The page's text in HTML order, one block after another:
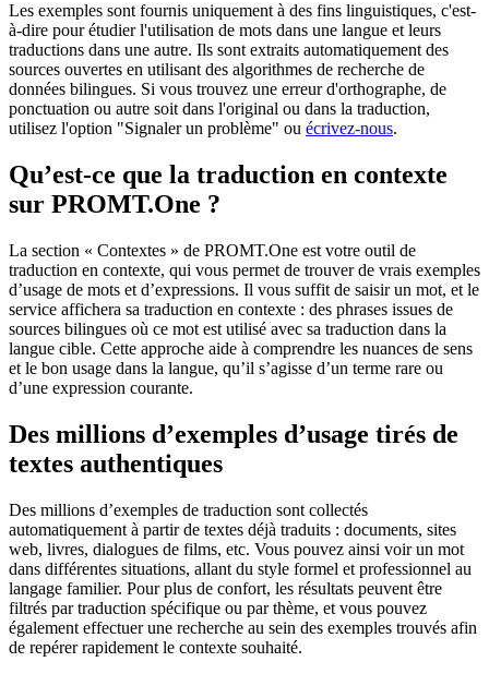
Les exemples sont fournis uniquement à des fins linguistiques, c'est-
à-dire pour étudier l'utilisation de mots dans une langue et leurs
traductions dans une autre. Ils sont extraits automatiquement des
sources ouvertes en utilisant des algorithmes de recherche de
données bilingues. Si vous trouvez une erreur d'orthographe, de
ponctuation ou autre soit dans l'original ou dans la traduction,
utilisez l'option "Signaler un problème" ou écrivez-nous.
Qu’est-ce que la traduction en contexte
sur PROMT.One ?
La section « Contextes » de PROMT.One est votre outil de
traduction en contexte, qui vous permet de trouver de vrais exemples
d’usage de mots et d’expressions. Il vous suffit de saisir un mot, et le
service affichera sa traduction en contexte : des phrases issues de
sources bilingues où ce mot est utilisé avec sa traduction dans la
langue cible. Cette approche aide à comprendre les nuances de sens
et le bon usage dans la langue, qu’il s’agisse d’un terme rare ou
d’une expression courante.
Des millions d’exemples d’usage tirés de
textes authentiques
Des millions d’exemples de traduction sont collectés
automatiquement à partir de textes déjà traduits : documents, sites
web, livres, dialogues de films, etc. Vous pouvez ainsi voir un mot
dans différentes situations, allant du style formel et professionnel au
langage familier. Pour plus de confort, les résultats peuvent être
filtrés par traduction spécifique ou par thème, et vous pouvez
également effectuer une recherche au sein des exemples trouvés afin
de repérer rapidement le contexte souhaité.